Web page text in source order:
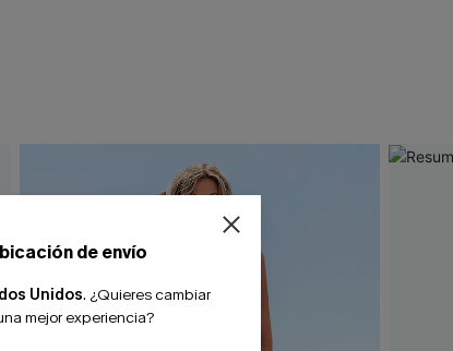
de envío
Unidos. ¿Quieres cambiar
mejor experiencia?
-10% extra sin compra mínima